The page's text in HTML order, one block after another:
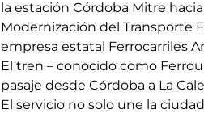
la estación Córdoba Mitre
Modernización del Transporte
empresa estatal Ferrocarriles
El tren – conocido como
pasaje desde Córdoba a La
El servicio no solo une la